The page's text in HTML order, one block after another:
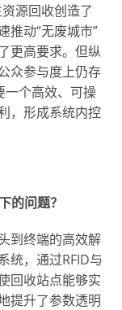
源回收创造了
推动“无废城市”
更高要求。但纵
众参与度上仍存
一个高效、可操
，形成系统内控
的问题？
到终端的高效解
统，通过RFID与
回收站点能够实
提升了参数透明